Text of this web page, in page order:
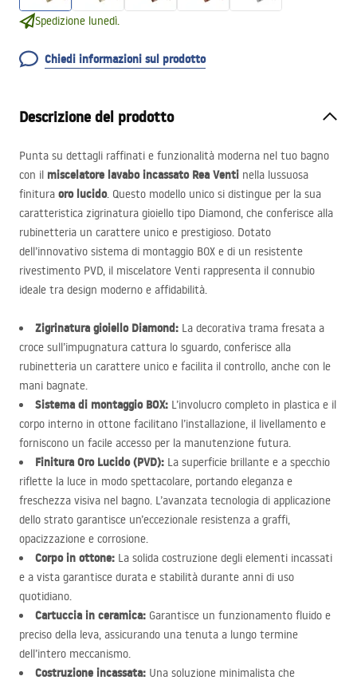
Spedizione lunedì.
Chiedi informazioni sul prodotto
Descrizione del prodotto
Punta su dettagli raffinati e funzionalità moderna nel tuo bagno
con il miscelatore lavabo incassato Rea Venti nella lussuosa
finitura oro lucido. Questo modello unico si distingue per la sua
caratteristica zigrinatura gioiello tipo Diamond, che conferisce alla
rubinetteria un carattere unico e prestigioso. Dotato
dell’innovativo sistema di montaggio BOX e di un resistente
rivestimento PVD, il miscelatore Venti rappresenta il connubio
ideale tra design moderno e affidabilità.
Zigrinatura gioiello Diamond: La decorativa trama fresata a
croce sull’impugnatura cattura lo sguardo, conferisce alla
rubinetteria un carattere unico e facilita il controllo, anche con le
mani bagnate.
Sistema di montaggio BOX: L’involucro completo in plastica e il
corpo interno in ottone facilitano l’installazione, il livellamento e
forniscono un facile accesso per la manutenzione futura.
Finitura Oro Lucido (PVD): La superficie brillante e a specchio
riflette la luce in modo spettacolare, portando eleganza e
freschezza visiva nel bagno. L’avanzata tecnologia di applicazione
dello strato garantisce un’eccezionale resistenza a graffi,
opacizzazione e corrosione.
Corpo in ottone: La solida costruzione degli elementi incassati
e a vista garantisce durata e stabilità durante anni di uso
quotidiano.
Cartuccia in ceramica: Garantisce un funzionamento fluido e
preciso della leva, assicurando una tenuta a lungo termine
dell’intero meccanismo.
Costruzione incassata: Una soluzione minimalista che